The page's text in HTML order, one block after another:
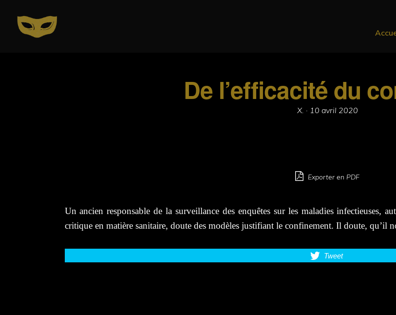
De l’efficacité du
X. · Posted
10 avril 2020
Exporter en PDF
Un ancien responsable de la surveillance des enquêtes sur les maladies infectieuses,
critique en matière sanitaire, doute des modèles justifiant le confinement. Il doute, qu’il
Tweet